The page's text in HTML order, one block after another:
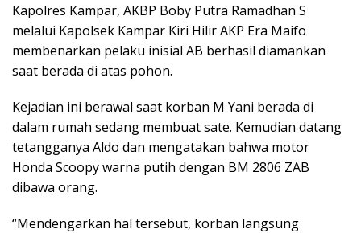
Kapolres Kampar, AKBP Boby Putra Ramadhan S
melalui Kapolsek Kampar Kiri Hilir AKP Era Maifo
membenarkan pelaku inisial AB berhasil diamankan
saat berada di atas pohon.
Kejadian ini berawal saat korban M Yani berada di
dalam rumah sedang membuat sate. Kemudian datang
tetangganya Aldo dan mengatakan bahwa motor
Honda Scoopy warna putih dengan BM 2806 ZAB
dibawa orang.
“Mendengarkan hal tersebut, korban langsung